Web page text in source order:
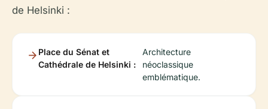
de Helsinki :
Place du Sénat et
Cathédrale de Helsinki :
Architecture
néoclassique
emblématique.